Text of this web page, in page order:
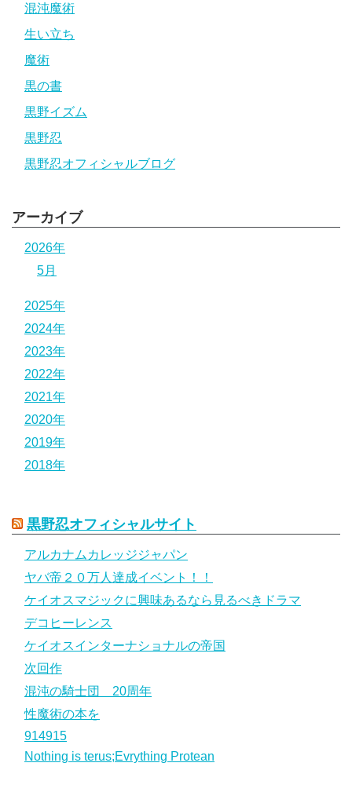
混沌魔術
生い立ち
魔術
黒の書
黒野イズム
黒野忍
黒野忍オフィシャルブログ
アーカイブ
2026年
5月
2025年
2024年
2023年
2022年
2021年
2020年
2019年
2018年
黒野忍オフィシャルサイト
アルカナムカレッジジャパン
ヤバ帝２０万人達成イベント！！
ケイオスマジックに興味あるなら見るべきドラマ
デコヒーレンス
ケイオスインターナショナルの帝国
次回作
混沌の騎士団 20周年
性魔術の本を
914915
Nothing is terus;Evrything Protean